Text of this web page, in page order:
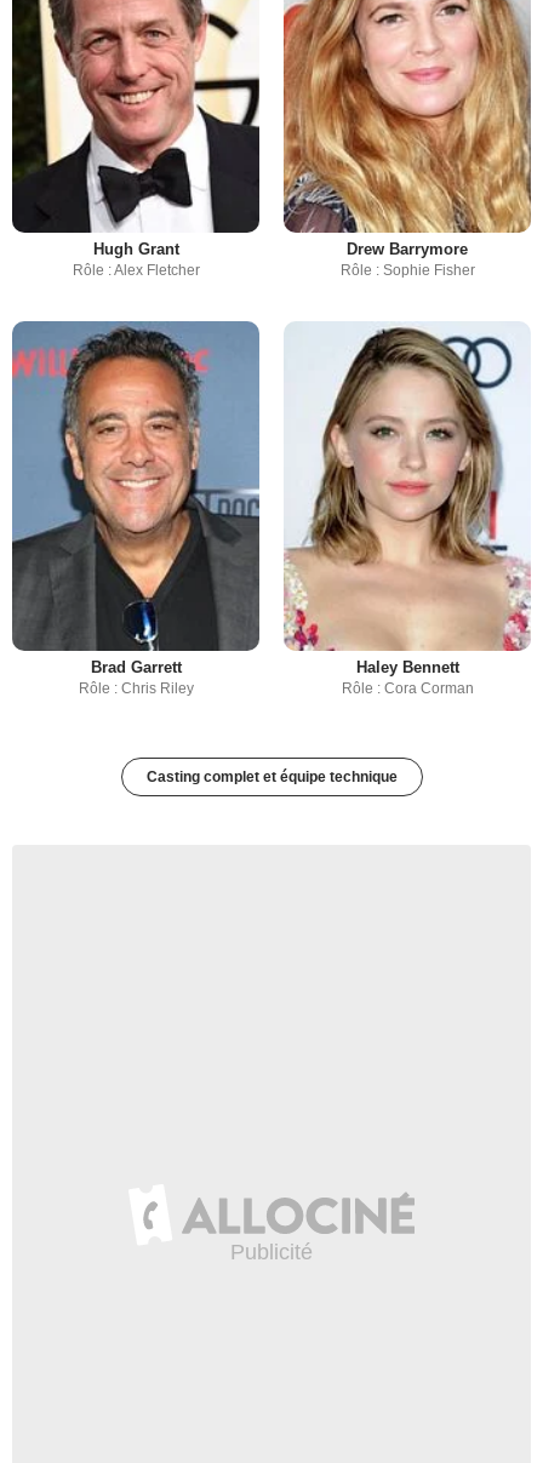
Hugh Grant
Rôle : Alex Fletcher
Drew Barrymore
Rôle : Sophie Fisher
Brad Garrett
Rôle : Chris Riley
Haley Bennett
Rôle : Cora Corman
Casting complet et équipe technique